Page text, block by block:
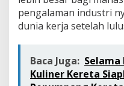
pengalaman industri
dunia kerja setelah
Baca Juga: Selama
Kuliner Kereta